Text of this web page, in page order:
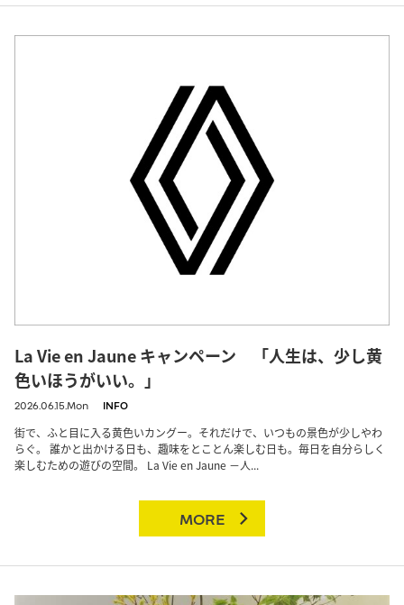
La Vie en Jaune キャンペーン 「人生は、少し黄
色いほうがいい。」
2026.06.15.Mon INFO
街で、ふと目に入る黄色いカングー。それだけで、いつもの景色が少しやわ
らぐ。 誰かと出かける日も、趣味をとことん楽しむ日も。毎日を自分らしく
楽しむための遊びの空間。 La Vie en Jaune －人...
MORE